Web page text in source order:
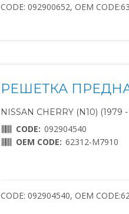
CODE: 092900652, OEM
РЕШЕТКА
NISSAN CHERRY (N10) (1979 -
CODE: 092904540
OEM CODE: 62312-M7910
CODE: 092904540, OEM